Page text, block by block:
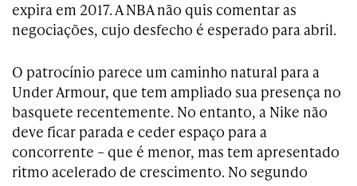
expira em 2017. A NBA não quis comentar as
negociações, cujo desfecho é esperado para abril.
O patrocínio parece um caminho natural para a
Under Armour, que tem ampliado sua presença no
basquete recentemente. No entanto, a Nike não
deve ficar parada e ceder espaço para a
concorrente – que é menor, mas tem apresentado
ritmo acelerado de crescimento. No segundo